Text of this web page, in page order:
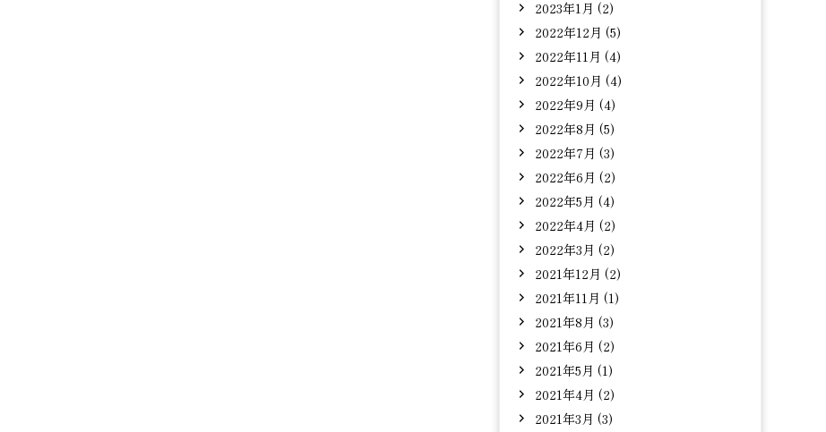
2023年1月 (2)
2022年12月 (5)
2022年11月 (4)
2022年10月 (4)
2022年9月 (4)
2022年8月 (5)
2022年7月 (3)
2022年6月 (2)
2022年5月 (4)
2022年4月 (2)
2022年3月 (2)
2021年12月 (2)
2021年11月 (1)
2021年8月 (3)
2021年6月 (2)
2021年5月 (1)
2021年4月 (2)
2021年3月 (3)